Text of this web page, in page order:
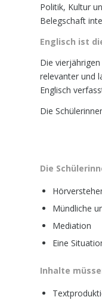
Politik, Kultur
Belegschaft
Englisch ist
Die
relevanter und
Englisch
Die
Die
Mündliche
Mediation
Eine
Inhalte